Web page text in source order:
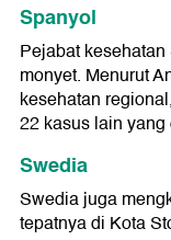
Spanyol
Pejabat
monyet. Menurut
kesehatan
22 kasus lain
Swedia
Swedia juga
tepatnya di Kota